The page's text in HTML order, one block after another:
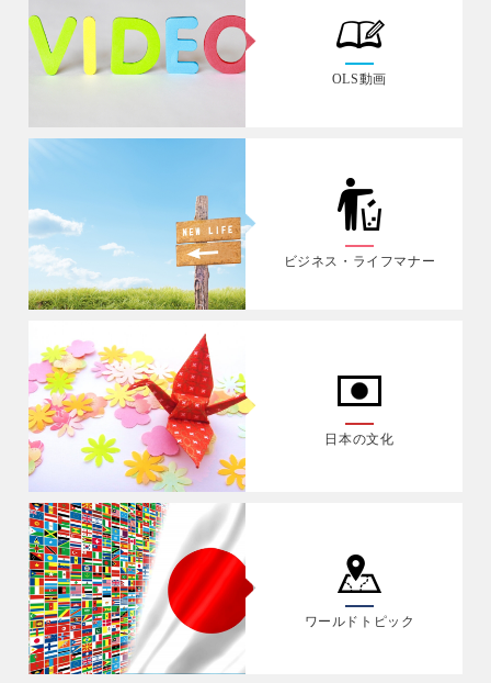
OLS動画
ビジネス・ライフマナー
日本の文化
ワールドトピック